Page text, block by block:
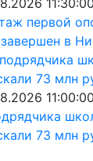
первой
в
11:00:00
73 млн